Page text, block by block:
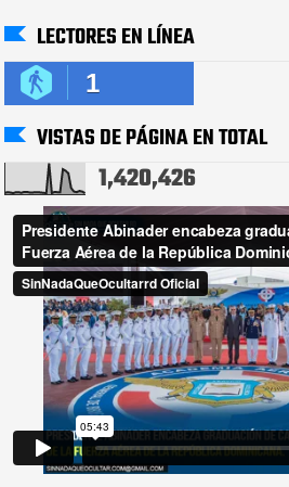
LECTORES EN LÍNEA
1
VISTAS DE PÁGINA EN TOTAL
1,420,426